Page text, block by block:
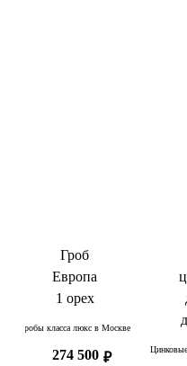
Гроб
Европа
1 орех
Гробы класса люкс в Москве
₽
274 500